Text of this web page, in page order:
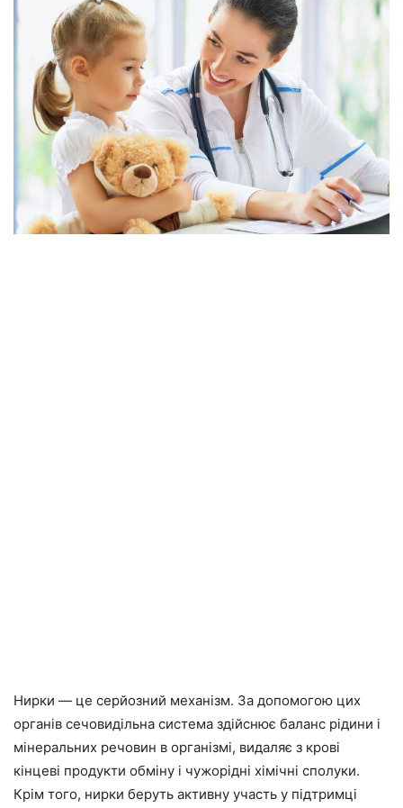
Нирки — це серйозний механізм. За допомогою цих
органів сечовидільна система здійснює баланс рідини і
мінеральних речовин в організмі, видаляє з крові
кінцеві продукти обміну і чужорідні хімічні сполуки.
Крім того, нирки беруть активну участь у підтримці